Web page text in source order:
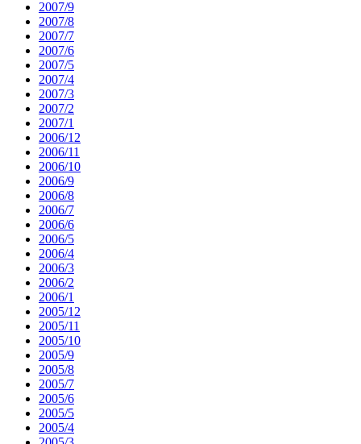
2007/9
2007/8
2007/7
2007/6
2007/5
2007/4
2007/3
2007/2
2007/1
2006/12
2006/11
2006/10
2006/9
2006/8
2006/7
2006/6
2006/5
2006/4
2006/3
2006/2
2006/1
2005/12
2005/11
2005/10
2005/9
2005/8
2005/7
2005/6
2005/5
2005/4